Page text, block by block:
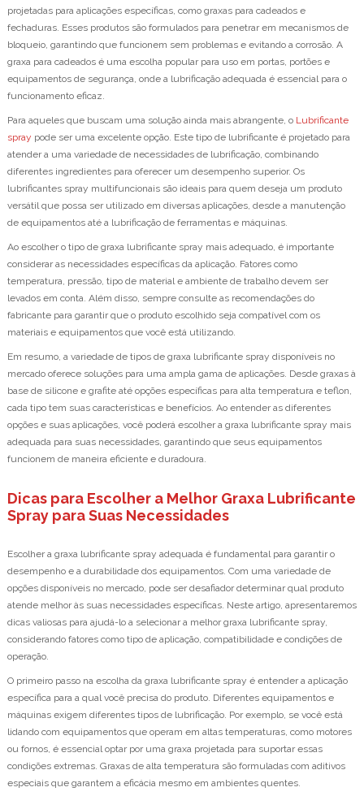
projetadas para aplicações específicas, como graxas para cadeados e
fechaduras. Esses produtos são formulados para penetrar em mecanismos de
bloqueio, garantindo que funcionem sem problemas e evitando a corrosão. A
graxa para cadeados é uma escolha popular para uso em portas, portões e
equipamentos de segurança, onde a lubrificação adequada é essencial para o
funcionamento eficaz.
Para aqueles que buscam uma solução ainda mais abrangente, o Lubrificante
spray pode ser uma excelente opção. Este tipo de lubrificante é projetado para
atender a uma variedade de necessidades de lubrificação, combinando
diferentes ingredientes para oferecer um desempenho superior. Os
lubrificantes spray multifuncionais são ideais para quem deseja um produto
versátil que possa ser utilizado em diversas aplicações, desde a manutenção
de equipamentos até a lubrificação de ferramentas e máquinas.
Ao escolher o tipo de graxa lubrificante spray mais adequado, é importante
considerar as necessidades específicas da aplicação. Fatores como
temperatura, pressão, tipo de material e ambiente de trabalho devem ser
levados em conta. Além disso, sempre consulte as recomendações do
fabricante para garantir que o produto escolhido seja compatível com os
materiais e equipamentos que você está utilizando.
Em resumo, a variedade de tipos de graxa lubrificante spray disponíveis no
mercado oferece soluções para uma ampla gama de aplicações. Desde graxas à
base de silicone e grafite até opções específicas para alta temperatura e teflon,
cada tipo tem suas características e benefícios. Ao entender as diferentes
opções e suas aplicações, você poderá escolher a graxa lubrificante spray mais
adequada para suas necessidades, garantindo que seus equipamentos
funcionem de maneira eficiente e duradoura.
Dicas para Escolher a Melhor Graxa Lubrificante
Spray para Suas Necessidades
Escolher a graxa lubrificante spray adequada é fundamental para garantir o
desempenho e a durabilidade dos equipamentos. Com uma variedade de
opções disponíveis no mercado, pode ser desafiador determinar qual produto
atende melhor às suas necessidades específicas. Neste artigo, apresentaremos
dicas valiosas para ajudá-lo a selecionar a melhor graxa lubrificante spray,
considerando fatores como tipo de aplicação, compatibilidade e condições de
operação.
O primeiro passo na escolha da graxa lubrificante spray é entender a aplicação
específica para a qual você precisa do produto. Diferentes equipamentos e
máquinas exigem diferentes tipos de lubrificação. Por exemplo, se você está
lidando com equipamentos que operam em altas temperaturas, como motores
ou fornos, é essencial optar por uma graxa projetada para suportar essas
condições extremas. Graxas de alta temperatura são formuladas com aditivos
especiais que garantem a eficácia mesmo em ambientes quentes.